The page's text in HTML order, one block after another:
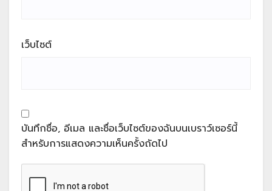
เว็บไซต์
บันทึกชื่อ, อีเมล และชื่อเว็บไซต์ของฉันบนเบราว์เซอร์นี้
สำหรับการแสดงความเห็นครั้งถัดไป